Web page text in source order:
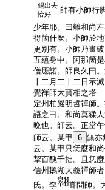
錫出去
恰好
師有小師行
少年耶。曰離和尚
得箇什麼。小師於
更別有。小師乃畫
五蘊身中。阿那箇
僧應諾。師良久曰
十二月二十二日示
覺禪師大寶相之塔
定州柏巖明哲禪師
語之曰。和尚莫猱
晩也。師云。正當
師云。某甲
6 無亦
云。某甲只恁麼和
挈百醜千拙。且恁
信州鵝湖大義禪師
氏。李
甞問師。